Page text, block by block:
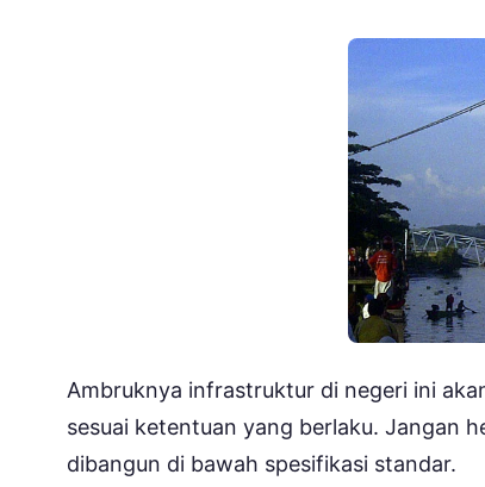
Ambruknya infrastruktur di negeri ini
sesuai ketentuan yang berlaku. Jangan
dibangun di bawah spesifikasi standar.